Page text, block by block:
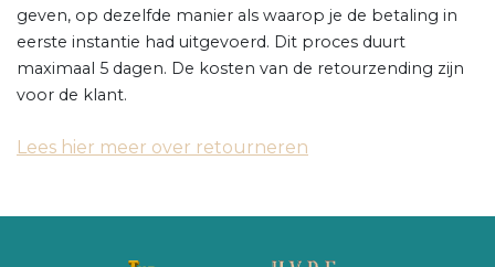
geven, op dezelfde manier als waarop je de betaling in
eerste instantie had uitgevoerd. Dit proces duurt
maximaal 5 dagen. De kosten van de retourzending zijn
voor de klant.
Lees hier meer over retourneren